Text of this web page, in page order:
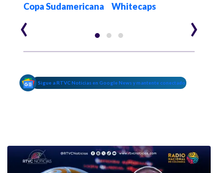
Copa Sudamericana Whitecaps
‹ ›
Sigue a RTVC Noticias en Google News y mantente conectado